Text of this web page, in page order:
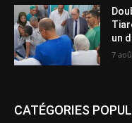
un
7
CATÉGORIES